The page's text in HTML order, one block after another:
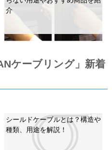
介
ケーブリング」新着
シールドケーブルとは？構造や
種類、用途を解説！